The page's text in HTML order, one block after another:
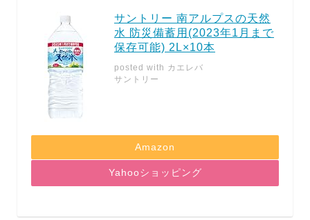
サントリー 南アルプスの天然
水 防災備蓄用(2023年1月まで
保存可能) 2L×10本
posted with カエレバ
サントリー
Amazon
Yahooショッピング